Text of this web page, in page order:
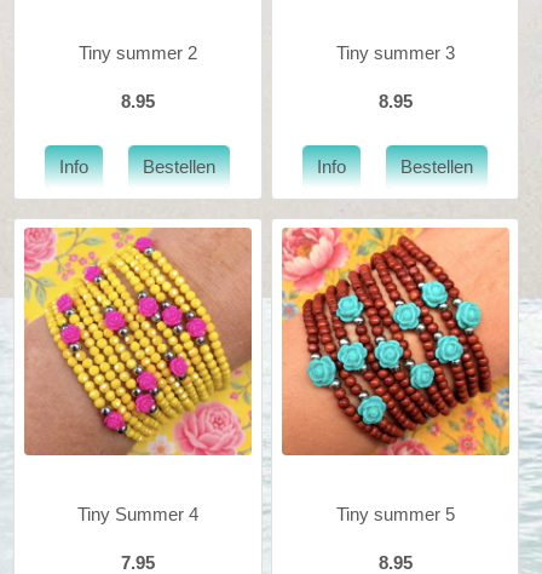
Tiny summer 2
8.95
Tiny summer 3
8.95
Tiny Summer 4
7.95
Tiny summer 5
8.95